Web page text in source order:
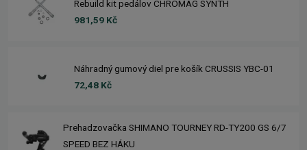
Rebuild kit pedálov CHROMAG SYNTH
981,59 Kč
Náhradný gumový diel pre košík CRUSSIS YBC-01
72,48 Kč
Prehadzovačka SHIMANO TOURNEY RD-TY200 GS 6/7
SPEED BEZ HÁKU